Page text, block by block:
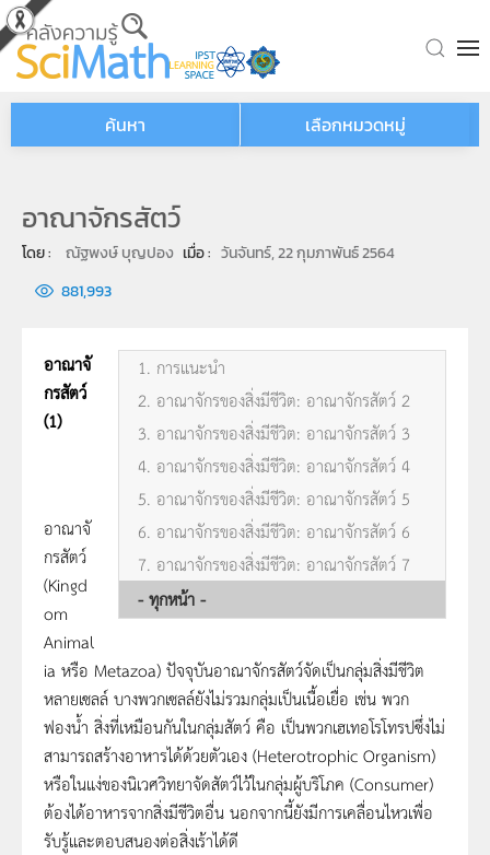
Skip to main content
ค้นหา เลือกหมวดหมู่
อาณาจักรสัตว์
โดย : ณัฐพงษ์ บุญปอง เมื่อ : วันจันทร์, 22 กุมภาพันธ์ 2564
881,993
1. การแนะนำ
2. อาณาจักรของสิ่งมีชีวิต: อาณาจักรสัตว์ 2
3. อาณาจักรของสิ่งมีชีวิต: อาณาจักรสัตว์ 3
4. อาณาจักรของสิ่งมีชีวิต: อาณาจักรสัตว์ 4
5. อาณาจักรของสิ่งมีชีวิต: อาณาจักรสัตว์ 5
6. อาณาจักรของสิ่งมีชีวิต: อาณาจักรสัตว์ 6
7. อาณาจักรของสิ่งมีชีวิต: อาณาจักรสัตว์ 7
- ทุกหน้า -
อาณาจั
กรสัตว์
(1)
อาณาจั
กรสัตว์
(Kingd
om
Animal
ia หรือ Metazoa) ปัจจุบันอาณาจักรสัตว์จัดเป็นกลุ่มสิ่งมีชีวิต
หลายเซลล์ บางพวกเซลล์ยังไม่รวมกลุ่มเป็นเนื้อเยื่อ เช่น พวก
ฟองน้ำ สิ่งที่เหมือนกันในกลุ่มสัตว์ คือ เป็นพวกเฮเทอโรโทรปซึ่งไม่
สามารถสร้างอาหารได้ด้วยตัวเอง (Heterotrophic Organism)
หรือในแง่ของนิเวศวิทยาจัดสัตว์ไว้ในกลุ่มผู้บริโภค (Consumer)
ต้องได้อาหารจากสิ่งมีชีวิตอื่น นอกจากนี้ยังมีการเคลื่อนไหวเพื่อ
รับรู้และตอบสนองต่อสิ่งเร้าได้ดี